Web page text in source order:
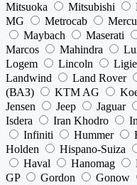
Mitsuoka
Mitsubishi
MG
Metrocab
Maybach
Maserati
Marcos
Mahindra
Logem
Lincoln
Landwind
Land Rover
(ВАЗ)
KTM AG
Jensen
Jeep Jaguar
Isdera
Iran Khodro
Infiniti
Hummer
Holden
Hispano-Suiza
Haval
Hanomag
GP
Gordon Gonow